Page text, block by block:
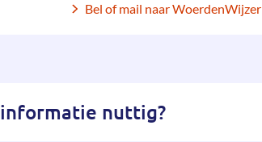
Bel of mail naar WoerdenWijzer
informatie nuttig?